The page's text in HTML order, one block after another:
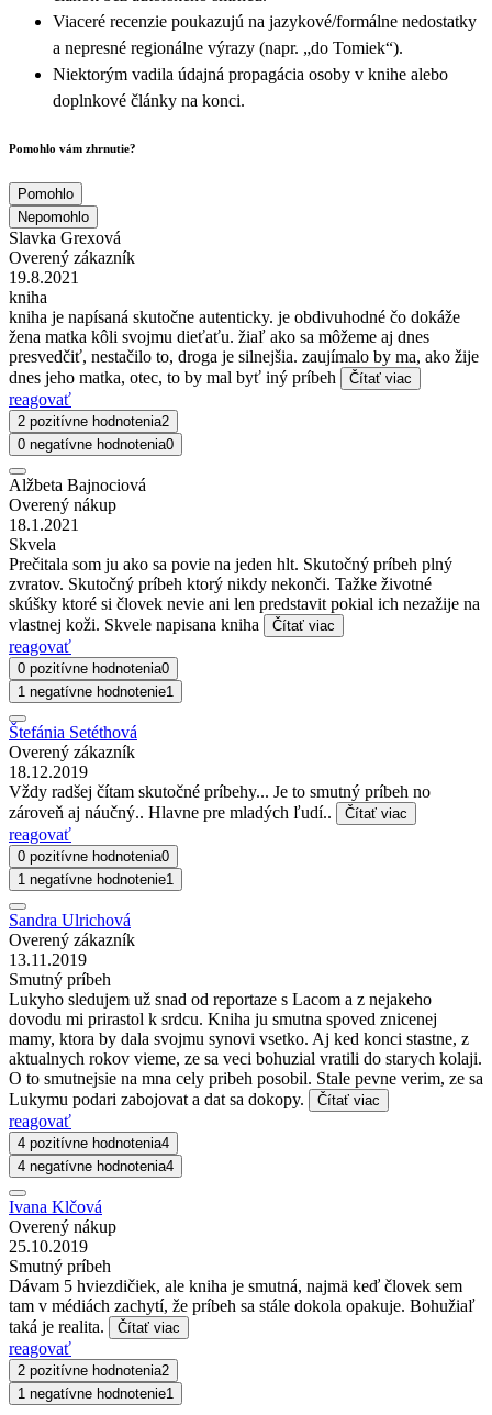
Viaceré recenzie poukazujú na jazykové/formálne nedostatky
a nepresné regionálne výrazy (napr. „do Tomiek“).
Niektorým vadila údajná propagácia osoby v knihe alebo
doplnkové články na konci.
Pomohlo vám zhrnutie?
Pomohlo
Nepomohlo
Slavka Grexová
Overený zákazník
19.8.2021
kniha
kniha je napísaná skutočne autenticky. je obdivuhodné čo dokáže
žena matka kôli svojmu dieťaťu. žiaľ ako sa môžeme aj dnes
presvedčiť, nestačilo to, droga je silnejšia. zaujímalo by ma, ako žije
dnes jeho matka, otec, to by mal byť iný príbeh
Čítať viac
reagovať
2 pozitívne hodnotenia2
0 negatívne hodnotenia0
Alžbeta Bajnociová
Overený nákup
18.1.2021
Skvela
Prečitala som ju ako sa povie na jeden hlt. Skutočný príbeh plný
zvratov. Skutočný príbeh ktorý nikdy nekonči. Tažke životné
skúšky ktoré si človek nevie ani len predstavit pokial ich nezažije na
vlastnej koži. Skvele napisana kniha
Čítať viac
reagovať
0 pozitívne hodnotenia0
1 negatívne hodnotenie1
Štefánia Setéthová
Overený zákazník
18.12.2019
Vždy radšej čítam skutočné príbehy... Je to smutný príbeh no
zároveň aj náučný.. Hlavne pre mladých ľudí..
Čítať viac
reagovať
0 pozitívne hodnotenia0
1 negatívne hodnotenie1
Sandra Ulrichová
Overený zákazník
13.11.2019
Smutný príbeh
Lukyho sledujem už snad od reportaze s Lacom a z nejakeho
dovodu mi prirastol k srdcu. Kniha ju smutna spoved znicenej
mamy, ktora by dala svojmu synovi vsetko. Aj ked konci stastne, z
aktualnych rokov vieme, ze sa veci bohuzial vratili do starych kolaji.
O to smutnejsie na mna cely pribeh posobil. Stale pevne verim, ze sa
Lukymu podari zabojovat a dat sa dokopy.
Čítať viac
reagovať
4 pozitívne hodnotenia4
4 negatívne hodnotenia4
Ivana Klčová
Overený nákup
25.10.2019
Smutný príbeh
Dávam 5 hviezdičiek, ale kniha je smutná, najmä keď človek sem
tam v médiách zachytí, že príbeh sa stále dokola opakuje. Bohužiaľ
taká je realita.
Čítať viac
reagovať
2 pozitívne hodnotenia2
1 negatívne hodnotenie1